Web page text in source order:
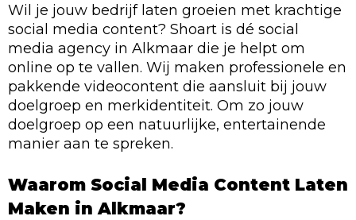
Wil je jouw bedrijf laten groeien met krachtige
social media content? Shoart is dé social
media agency in Alkmaar die je helpt om
online op te vallen. Wij maken professionele en
pakkende videocontent die aansluit bij jouw
doelgroep en merkidentiteit. Om zo jouw
doelgroep op een natuurlijke, entertainende
manier aan te spreken.
Waarom Social Media Content Laten
Maken in Alkmaar?